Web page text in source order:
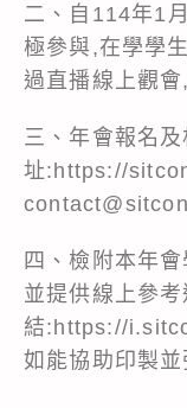
二、自114年1
極參與,在學學
過直播線上觀
三、年會報名
址:https://
四、檢附本年
並提供線上參考
結:https://
如能協助印製並